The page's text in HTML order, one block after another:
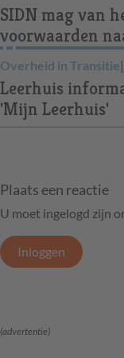
SIDN mag van
voorwaarden
Overheid in Transitie|
Leerhuis
'Mijn Leerhuis'
Plaats een reactie
U moet ingelogd zijn
Inloggen
(advertentie)